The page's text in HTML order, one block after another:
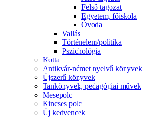
Felső tagozat
Egyetem, főiskola
Óvoda
Vallás
Történelem/politika
Pszichológia
Kotta
Antikvár-német nyelvű könyvek
Újszerű könyvek
Tankönyvek, pedagógiai művek
Mesepolc
Kincses polc
Új kedvencek